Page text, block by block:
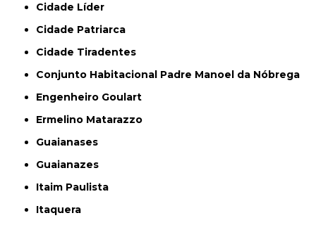
Cidade Líder
Cidade Patriarca
Cidade Tiradentes
Conjunto Habitacional Padre Manoel da Nóbrega
Engenheiro Goulart
Ermelino Matarazzo
Guaianases
Guaianazes
Itaim Paulista
Itaquera